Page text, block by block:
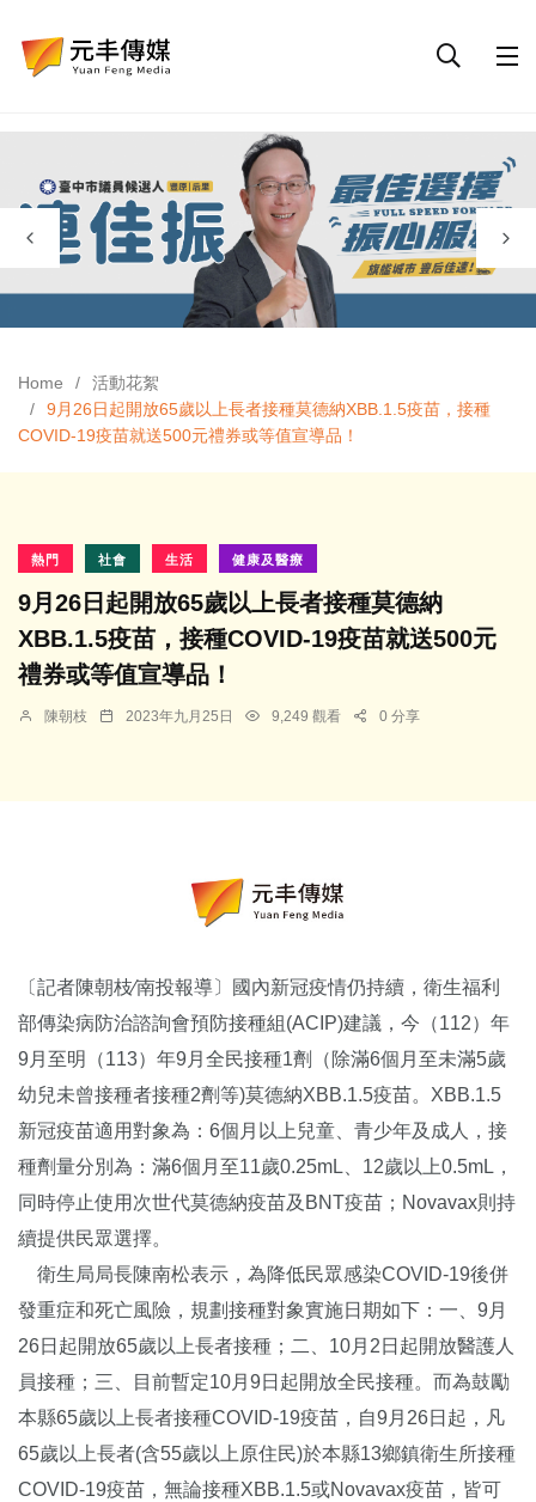
Home
活動花絮
9月26日起開放65歲以上長者接種莫德納XBB.1.5疫苗，接種
COVID-19疫苗就送500元禮券或等值宣導品！
熱門 社會 生活 健康及醫療
9月26日起開放65歲以上長者接種莫德納
XBB.1.5疫苗，接種COVID-19疫苗就送500元
禮券或等值宣導品！
陳朝枝 2023年九月25日 9,249 觀看 0 分享
〔記者陳朝枝∕南投報導〕國內新冠疫情仍持續，衛生福利
部傳染病防治諮詢會預防接種組(ACIP)建議，今（112）年
9月至明（113）年9月全民接種1劑（除滿6個月至未滿5歲
幼兒未曾接種者接種2劑等)莫德納XBB.1.5疫苗。XBB.1.5
新冠疫苗適用對象為：6個月以上兒童、青少年及成人，接
種劑量分別為：滿6個月至11歲0.25mL、12歲以上0.5mL，
同時停止使用次世代莫德納疫苗及BNT疫苗；Novavax則持
續提供民眾選擇。
衛生局局長陳南松表示，為降低民眾感染COVID-19後併
發重症和死亡風險，規劃接種對象實施日期如下：一、9月
26日起開放65歲以上長者接種；二、10月2日起開放醫護人
員接種；三、目前暫定10月9日起開放全民接種。而為鼓勵
本縣65歲以上長者接種COVID-19疫苗，自9月26日起，凡
65歲以上長者(含55歲以上原住民)於本縣13鄉鎮衛生所接種
COVID-19疫苗，無論接種XBB.1.5或Novavax疫苗，皆可